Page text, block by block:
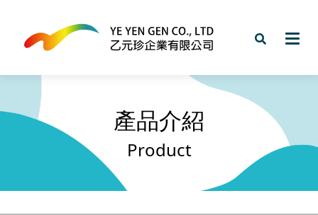
產品介紹
Product